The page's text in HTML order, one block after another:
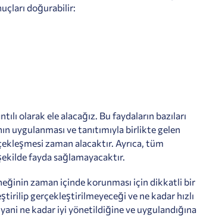
doğurabilir:
olarak ele alacağız. Bu faydaların bazıları
uygulanması ve tanıtımıyla birlikte gelen
zaman alacaktır. Ayrıca, tüm
fayda sağlamayacaktır.
zaman içinde korunması için dikkatli bir
gerçekleştirilmeyeceği ve ne kadar hızlı
ne kadar iyi yönetildiğine ve uygulandığına